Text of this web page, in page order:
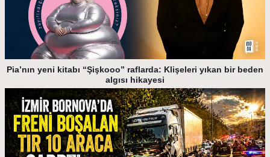
Pia’nın yeni kitabı “Şişkooo” raflarda: Klişeleri yıkan bir beden
algısı hikayesi